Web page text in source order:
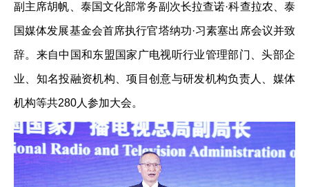
副主席胡帆、泰国文化部常务副次长拉查诺·科查拉农、泰
国媒体发展基金会首席执行官塔纳功·习素塞出席会议并致
辞。来自中国和东盟国家广电视听行业管理部门、头部企
业、知名投融资机构、项目创意与研发机构负责人、媒体
机构等共280人参加大会。